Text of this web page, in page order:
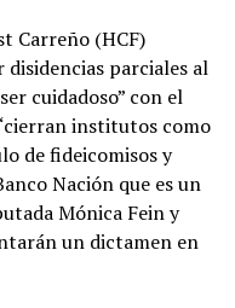
Carreño (HCF)
disidencias parciales al
cuidadoso” con el
institutos como
de fideicomisos y
Nación que es un
Mónica Fein y
un dictamen en